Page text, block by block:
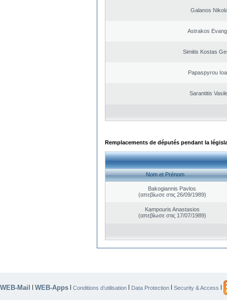
Galanos
Astrakos
Simitis Kostas
Papaspyrou
Sarantitis
Remplacements de députés pendant la
Nom et Prénom
Bakogiannis Pavlos
(απεβίωσε στις 26/09/1989)
Kampouris Anastasios
(απεβίωσε στις 17/07/1989)
WEB-Mail | WEB-Apps | Conditions d’utilisation | Data Protection | Security & Access |